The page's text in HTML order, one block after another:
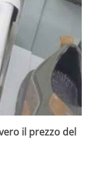
il prezzo del